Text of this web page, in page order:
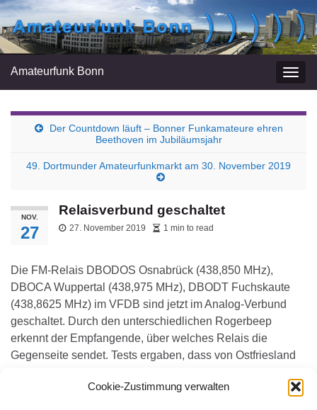
Cookie-Zustimmung verwalten
Amateurfunk Bonn
Der Countdown läuft – Bonner Funkamateure ehren
Beethoven im Jubiläumsjahr
49. Dortmunder Amateurfunkmarkt am 30. November 2019
NOV.
27
Relaisverbund geschaltet
27. November 2019 1 min to read
Die FM-Relais DBODOS Osnabrück (438,850 MHz),
DBOCA Wuppertal (438,975 MHz), DBODT Fuchskaute
(438,8625 MHz) im VFDB sind jetzt im Analog-Verbund
geschaltet. Durch den unterschiedlichen Rogerbeep
erkennt der Empfangende, über welches Relais die
Gegenseite sendet. Tests ergaben, dass von Ostfriesland